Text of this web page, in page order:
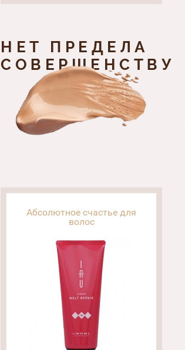
НЕТ ПРЕДЕЛА
СОВЕРШЕНСТВУ
Абсолютное счастье для
волос